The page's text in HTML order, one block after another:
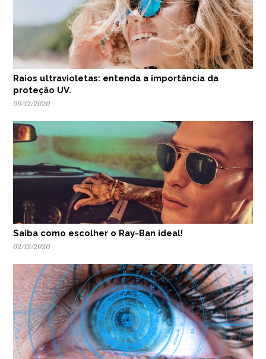
Raios ultravioletas: entenda a importância da
proteção UV.
09/12/2020
Saiba como escolher o Ray-Ban ideal!
02/12/2020